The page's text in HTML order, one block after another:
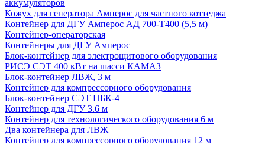
аккумуляторов
Кожух для генератора Амперос для частного коттеджа
Контейнер для ДГУ Амперос АД 700-Т400 (5,5 м)
Контейнер-операторская
Контейнеры для ДГУ Амперос
Блок-контейнер для электрощитового оборудования
РИСЭ СЭТ 400 кВт на шасси КАМАЗ
Блок-контейнер ЛВЖ, 3 м
Контейнер для компрессорного оборудования
Блок-контейнер СЭТ ПБК-4
Контейнер для ДГУ 3.6 м
Контейнер для технологического оборудования 6 м
Два контейнера для ЛВЖ
Контейнер для компрессорного оборудования 12 м